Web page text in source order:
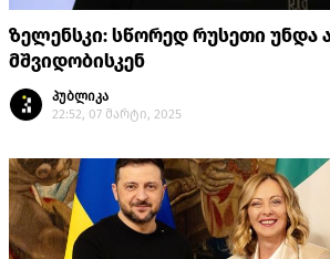
ზელენსკი: სწორედ რუსეთი უნდა
მშვიდობისკენ
პუბლიკა
22:52, 07 მარტი, 2025